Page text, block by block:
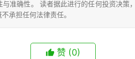
准确性。 读者据此进行的任何投资决策
承担任何法律责任。
赞 (0)